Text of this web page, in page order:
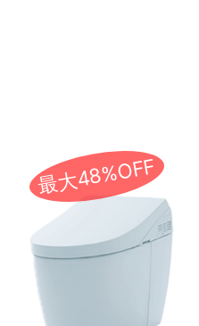
最大48%OFF